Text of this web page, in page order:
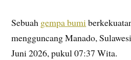
Sebuah gempa bumi
mengguncang Manado,
Juni 2026, pukul 07:37 Wita.